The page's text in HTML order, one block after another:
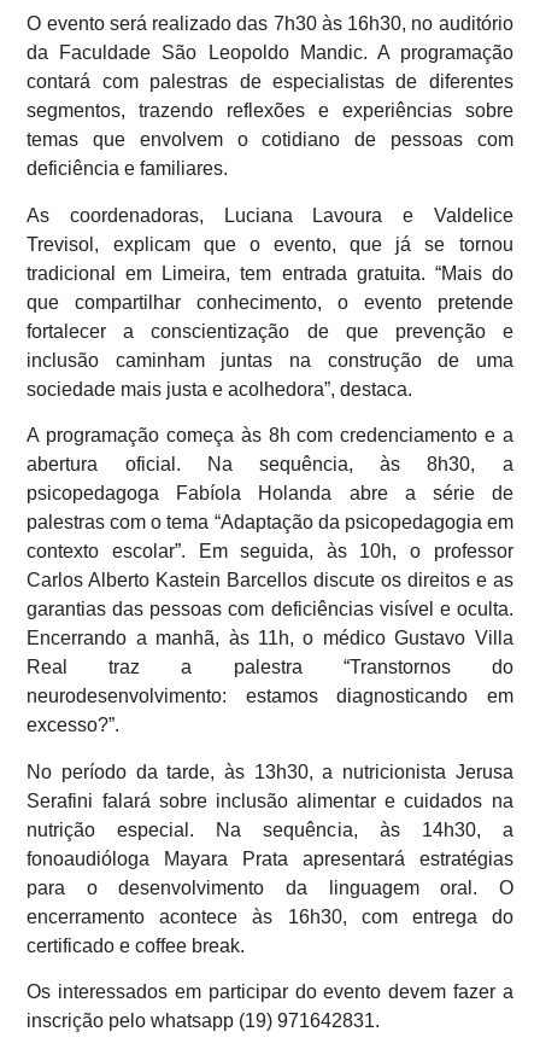
O evento será realizado das 7h30 às 16h30, no auditório
da Faculdade São Leopoldo Mandic. A programação
contará com palestras de especialistas de diferentes
segmentos, trazendo reflexões e experiências sobre
temas que envolvem o cotidiano de pessoas com
deficiência e familiares.
As coordenadoras, Luciana Lavoura e Valdelice
Trevisol, explicam que o evento, que já se tornou
tradicional em Limeira, tem entrada gratuita. “Mais do
que compartilhar conhecimento, o evento pretende
fortalecer a conscientização de que prevenção e
inclusão caminham juntas na construção de uma
sociedade mais justa e acolhedora”, destaca.
A programação começa às 8h com credenciamento e a
abertura oficial. Na sequência, às 8h30, a
psicopedagoga Fabíola Holanda abre a série de
palestras com o tema “Adaptação da psicopedagogia em
contexto escolar”. Em seguida, às 10h, o professor
Carlos Alberto Kastein Barcellos discute os direitos e as
garantias das pessoas com deficiências visível e oculta.
Encerrando a manhã, às 11h, o médico Gustavo Villa
Real traz a palestra “Transtornos do
neurodesenvolvimento: estamos diagnosticando em
excesso?”.
No período da tarde, às 13h30, a nutricionista Jerusa
Serafini falará sobre inclusão alimentar e cuidados na
nutrição especial. Na sequência, às 14h30, a
fonoaudióloga Mayara Prata apresentará estratégias
para o desenvolvimento da linguagem oral. O
encerramento acontece às 16h30, com entrega do
certificado e coffee break.
Os interessados em participar do evento devem fazer a
inscrição pelo whatsapp (19) 971642831.